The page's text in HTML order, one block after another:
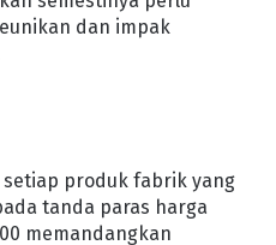
dan impak
produk fabrik yang
tanda paras harga
memandangkan